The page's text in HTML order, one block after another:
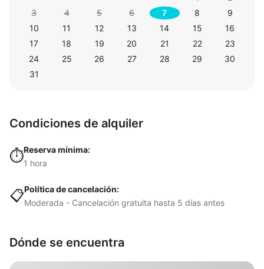
3
4 5 6 7 8
9
10
11 12 13 14 15
16
17
18 19 20 21 22
23
24
25 26 27 28 29
30
31
Condiciones de alquiler
⏱️Reserva mínima:
1 hora
📋Política de cancelación:
Moderada - Cancelación gratuita hasta 5 días antes
Dónde se encuentra